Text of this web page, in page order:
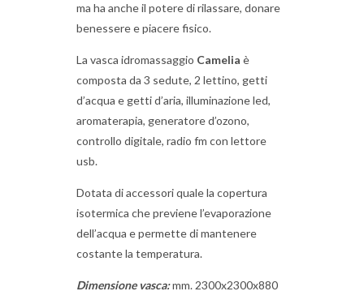
ma ha anche il potere di rilassare, donare
benessere e piacere fisico.
La vasca idromassaggio Camelia è
composta da 3 sedute, 2 lettino, getti
d’acqua e getti d’aria, illuminazione led,
aromaterapia, generatore d’ozono,
controllo digitale, radio fm con lettore
usb.
Dotata di accessori quale la copertura
isotermica che previene l’evaporazione
dell’acqua e permette di mantenere
costante la temperatura.
Dimensione vasca:mm. 2300x2300x880